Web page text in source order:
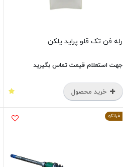
رله فن تک قلو پراید یلکن
جهت استعلام قیمت تماس بگیرید
خرید محصول
فرانکو